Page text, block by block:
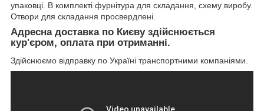
упаковці. В комплекті фурнітура для складання, схему виробу.
Отвори для складання просвердлені.
Адресна доставка по Києву здійснюється
кур'єром, оплата при отриманні.
Здійснюємо відправку по Україні транспортними компаніями.